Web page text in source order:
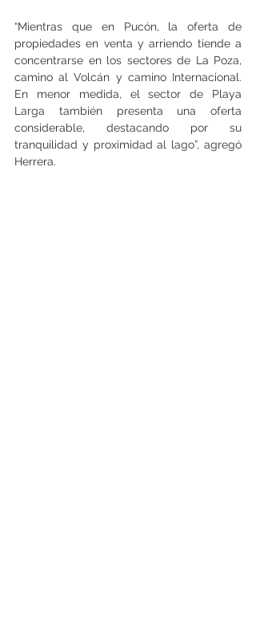
“Mientras que en Pucón, la oferta de
propiedades en venta y arriendo tiende a
concentrarse en los sectores de La Poza,
camino al Volcán y camino Internacional.
En menor medida, el sector de Playa
Larga también presenta una oferta
considerable, destacando por su
tranquilidad y proximidad al lago”, agregó
Herrera.